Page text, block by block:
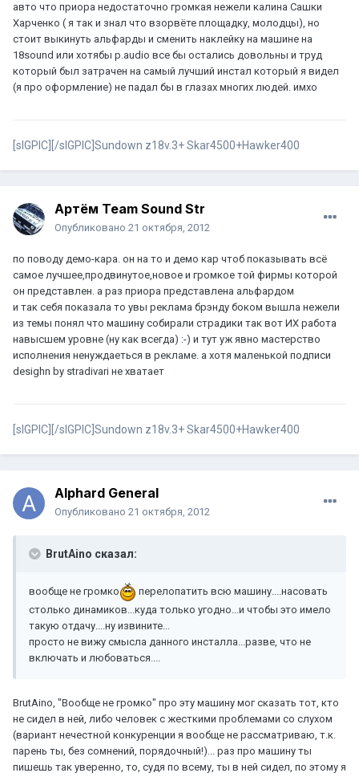
авто что приора недостаточно громкая нежели калина Сашки
Харченко ( я так и знал что взорвёте площадку, молодцы), но
стоит выкинуть альфарды и сменить наклейку на машине на
18sound или хотябы p.audio все бы остались довольны и труд
который был затрачен на самый лучший инстал который я видел
(я про оформление) не падал бы в глазах многих людей. имхо
[sIGPIC][/sIGPIC]Sundown z18v.3+ Skar4500+Hawker400
Артём Team Sound Str
Опубликовано 21 октября, 2012
по поводу демо-кара. он на то и демо кар чтоб показывать всё
самое лучшее,продвинутое,новое и громкое той фирмы которой
он представлен. а раз приора представлена альфардом
и так себя показала то увы реклама брэнду боком вышла нежели
из темы понял что машину собирали страдики так вот ИХ работа
навысшем уровне (ну как всегда) :-) и тут уж явно мастерство
исполнения ненуждаеться в рекламе. а хотя маленькой подписи
desighn by stradivari не хватает
[sIGPIC][/sIGPIC]Sundown z18v.3+ Skar4500+Hawker400
Alphard General
Опубликовано 21 октября, 2012
BrutAino сказал:
вообще не громко
перелопатить всю машину....насовать
столько динамиков...куда только угодно...и чтобы это имело
такую отдачу....ну извините...
просто не вижу смысла данного инсталла...разве, что не
включать и любоваться....
BrutAino, "Вообще не громко" про эту машину мог сказать тот, кто
не сидел в ней, либо человек с жесткими проблемами со слухом
(вариант нечестной конкуренции я вообще не рассматриваю, т.к.
парень ты, без сомнений, порядочный!)... раз про машину ты
пишешь так уверенно, то, судя по всему, ты в ней сидел, по этому я